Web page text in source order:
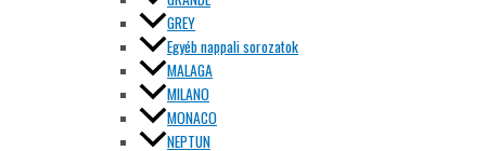
GREY
Egyéb nappali sorozatok
MALAGA
MILANO
MONACO
NEPTUN